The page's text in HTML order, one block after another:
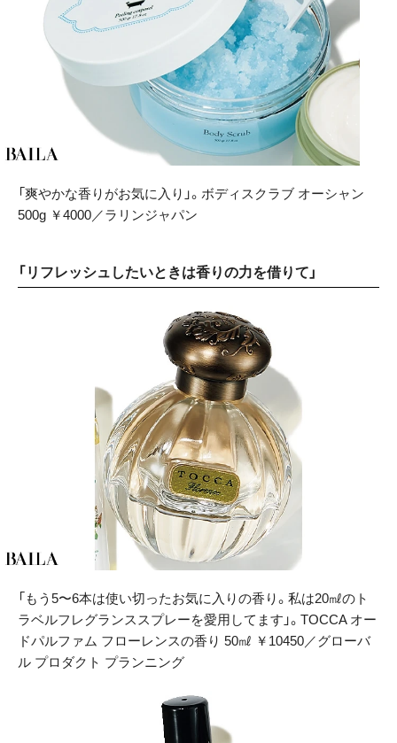
「爽やかな香りがお気に入り」。ボディスクラブ オーシャン
500g ￥4000／ラリンジャパン
「リフレッシュしたいときは香りの力を借りて」
「もう5〜6本は使い切ったお気に入りの香り。私は20㎖のト
ラベルフレグランススプレーを愛用してます」。TOCCA オー
ドパルファム フローレンスの香り 50㎖ ￥10450／グローバ
ル プロダクト プランニング